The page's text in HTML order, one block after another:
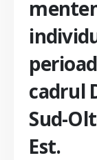
cadrul
Sud-
Est.